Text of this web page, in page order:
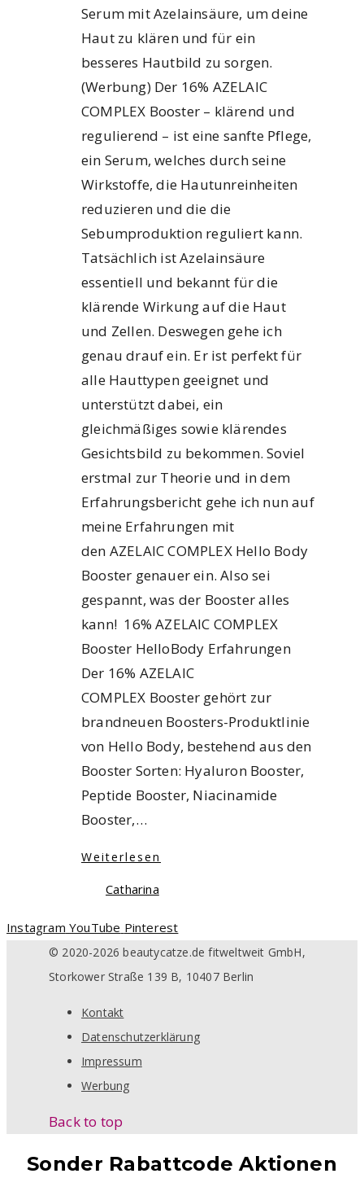
Serum mit Azelainsäure, um deine
Haut zu klären und für ein
besseres Hautbild zu sorgen.
(Werbung) Der 16% AZELAIC
COMPLEX Booster – klärend und
regulierend – ist eine sanfte Pflege,
ein Serum, welches durch seine
Wirkstoffe, die Hautunreinheiten
reduzieren und die die
Sebumproduktion reguliert kann.
Tatsächlich ist Azelainsäure
essentiell und bekannt für die
klärende Wirkung auf die Haut
und Zellen. Deswegen gehe ich
genau drauf ein. Er ist perfekt für
alle Hauttypen geeignet und
unterstützt dabei, ein
gleichmäßiges sowie klärendes
Gesichtsbild zu bekommen. Soviel
erstmal zur Theorie und in dem
Erfahrungsbericht gehe ich nun auf
meine Erfahrungen mit
den AZELAIC COMPLEX Hello Body
Booster genauer ein. Also sei
gespannt, was der Booster alles
kann! 16% AZELAIC COMPLEX
Booster HelloBody Erfahrungen
Der 16% AZELAIC
COMPLEX Booster gehört zur
brandneuen Boosters-Produktlinie
von Hello Body, bestehend aus den
Booster Sorten: Hyaluron Booster,
Peptide Booster, Niacinamide
Booster,…
Weiterlesen
Catharina
Instagram YouTube Pinterest
© 2020-2026 beautycatze.de fitweltweit GmbH,
Storkower Straße 139 B, 10407 Berlin
Kontakt
Datenschutzerklärung
Impressum
Werbung
Back to top
Sonder Rabattcode Aktionen